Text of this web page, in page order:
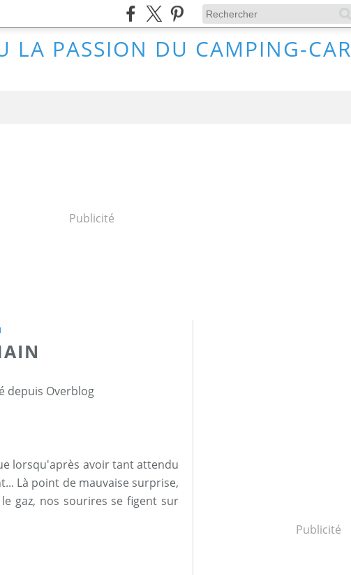
LA PASSION DU CAMPING-CAR
Publicité
depuis Overblog
lorsqu'après avoir tant attendu
Là point de mauvaise surprise,
gaz, nos sourires se figent sur
Publicité